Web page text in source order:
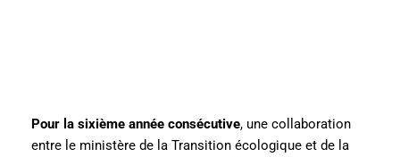
Pour la sixième année consécutive, une collaboration
entre le ministère de la Transition écologique et de la